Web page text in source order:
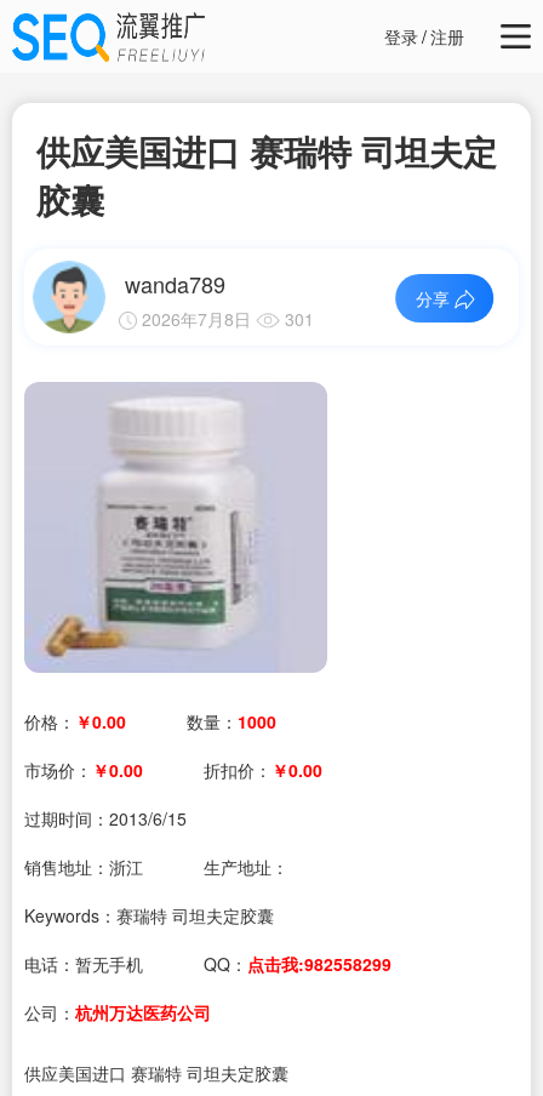
登录/注册
供应美国进口 赛瑞特 司坦夫定
胶囊
wanda789
2026年7月8日 301
分享
价格： ￥0.00 数量： 1000
市场价： ￥0.00 折扣价： ￥0.00
过期时间： 2013/6/15
销售地址：浙江
生产地址：
Keywords：赛瑞特 司坦夫定胶囊
电话： 暂无手机 QQ： 点击我:982558299
公司： 杭州万达医药公司
供应美国进口 赛瑞特 司坦夫定胶囊